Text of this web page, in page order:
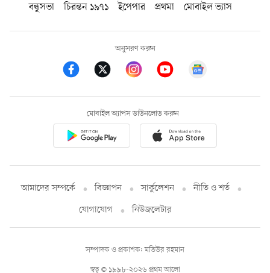
বন্ধুসভা
চিরন্তন ১৯৭১ ইপেপার প্রথমা মোবাইল ভ্যাস
অনুসরণ করুন
মোবাইল অ্যাপস ডাউনলোড করুন
আমাদের সম্পর্কে বিজ্ঞাপন সার্কুলেশন
নীতি ও শর্ত
যোগাযোগ
নিউজলেটার
স্বত্ব © ১৯৯৮-২০২৬ প্রথম আলো
সম্পাদক ও প্রকাশক: মতিউর রহমান